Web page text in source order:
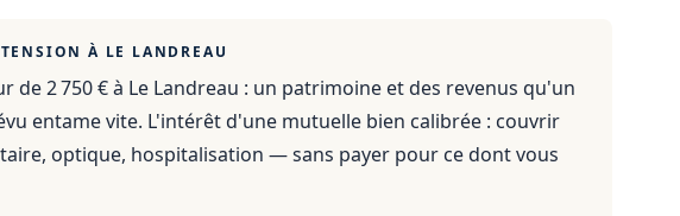
À LE LANDREAU
de 2 750 €à Le Landreau : un patrimoine et des revenus qu'un
entame vite. L'intérêt d'une mutuelle bien calibrée : couvrir
optique, hospitalisation — sans payer pour ce dont vous